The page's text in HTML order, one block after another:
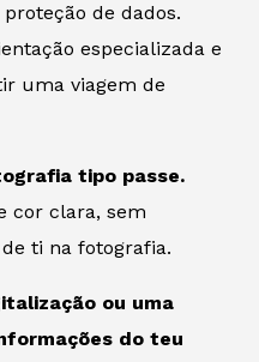
de dados.
especializada e
uma viagem de
tipo passe.
cor clara, sem
ti na fotografia.
ou uma
do teu